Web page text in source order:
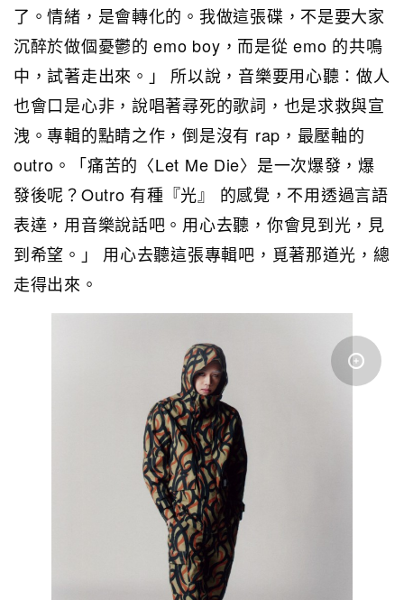
了。情緒，是會轉化的。我做這張碟，不是要大家
沉醉於做個憂鬱的 emo boy，而是從 emo 的共鳴
中，試著走出來。」 所以說，音樂要用心聽：做人
也會口是心非，說唱著尋死的歌詞，也是求救與宣
洩。專輯的點睛之作，倒是沒有 rap，最壓軸的
outro。「痛苦的〈Let Me Die〉是一次爆發，爆
發後呢？Outro 有種『光』 的感覺，不用透過言語
表達，用音樂說話吧。用心去聽，你會見到光，見
到希望。」 用心去聽這張專輯吧，覓著那道光，總
走得出來。